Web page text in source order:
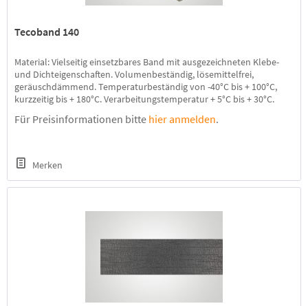
Tecoband 140
Material: Vielseitig einsetzbares Band mit ausgezeichneten Klebe-
und Dichteigenschaften. Volumenbeständig, lösemittelfrei,
geräuschdämmend. Temperaturbeständig von -40°C bis + 100°C,
kurzzeitig bis + 180°C. Verarbeitungstemperatur + 5°C bis + 30°C.
und Fertigteilbau. Zum Abdichten im Dach-, Wand-, Fassaden- und...
Für Preisinformationen bitte hier anmelden.
Merken